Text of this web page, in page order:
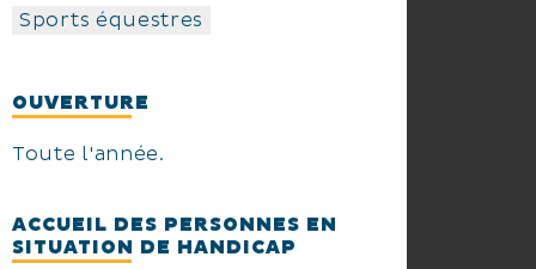
Sports équestres
OUVERTURE
Toute l'année.
ACCUEIL DES PERSONNES EN
SITUATION DE HANDICAP